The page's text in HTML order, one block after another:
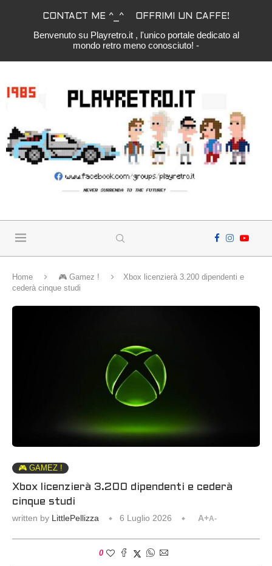
CONTACT ME ^_^ OFFRIMI UN CAFFE!
Benvenuto su Playretro.it , l'unico portale dedicato al
mondo retro meno conosciuto! -
Home 🎮 Gamez !
Xbox licenzierà 3.200 dipendenti e
cederà cinque studi
🎮 GAMEZ !
Xbox licenzierà 3.200 dipendenti e cederà
cinque studi
written by LittlePellizza 6 Luglio 2026 A+A-
0